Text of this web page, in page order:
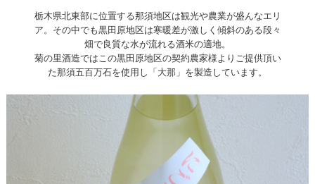
栃木県北東部に位置する那須地区は観光や農業が盛んなエリ
ア。その中でも黒田原地区は寒暖差が激しく傾斜のある段々
畑で良質な水が流れる酒米の適地。
菊の里酒造ではこの黒田原地区の契約農家様よりご提供頂い
た那須五百万石を使用し「大那」を製造しています。